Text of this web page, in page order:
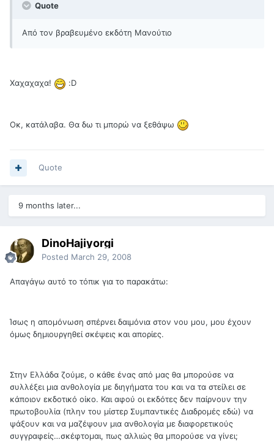
Quote
Από τον βραβευμένο εκδότη Μανούτιο
Χαχαχαχα! :D
Οκ, κατάλαβα. Θα δω τι μπορώ να ξεθάψω
Quote
9 months later...
DinoHajiyorgi
Posted March 29, 2008
Απαγάγω αυτό το τόπικ για το παρακάτω:
Ίσως η απομόνωση σπέρνει δαιμόνια στον νου μου, μου έχουν
όμως δημιουργηθεί σκέψεις και απορίες.
Στην Ελλάδα ζούμε, ο κάθε ένας από μας θα μπορούσε να
συλλέξει μια ανθολογία με διηγήματα του και να τα στείλει σε
κάποιον εκδοτικό οίκο. Και αφού οι εκδότες δεν παίρνουν την
πρωτοβουλία (πλην του μίστερ Συμπαντικές Διαδρομές εδώ) να
ψάξουν και να μαζέψουν μια ανθολογία με διαφορετικούς
συγγραφείς…σκέφτομαι, πως αλλιώς θα μπορούσε να γίνει;